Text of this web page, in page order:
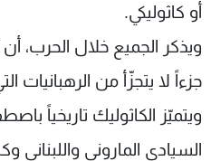
أو كاثوليكي.
ويذكر الجميع خلال الحرب، أن
جزءاً لا يتجزّأ من الرهبانيات
ويتميّز الكاثوليك تاريخياً
السيادي الماروني واللبناني